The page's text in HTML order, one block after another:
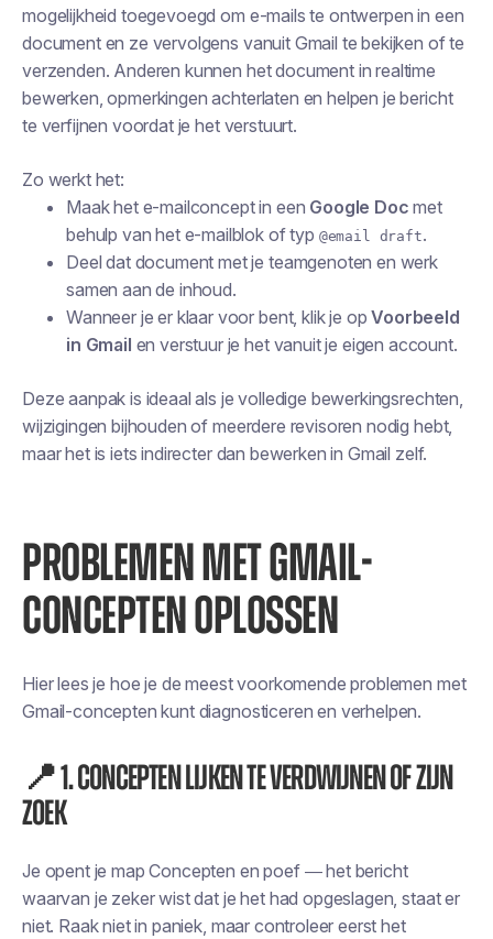
mogelijkheid toegevoegd om e-mails te ontwerpen in een
documenten ze vervolgens vanuit Gmail te bekijken of te
verzenden. Anderen kunnen het document in realtime
bewerken, opmerkingen achterlaten en helpen je bericht
te verfijnen voordat je het verstuurt.
Zo werkt het:
Maak het e-mailconcept in een Google Doc met
behulp van het e-mailblok of typ @email draft.
Deel dat document met je teamgenoten en werk
samen aan de inhoud.
Wanneer je er klaar voor bent, klik je opVoorbeeld
in Gmail en verstuur je het vanuit je eigen account.
Deze aanpak is ideaal als je volledige bewerkingsrechten,
wijzigingen bijhouden of meerdere revisoren nodig hebt,
maar het is iets indirecter dan bewerken in Gmail zelf.
PROBLEMEN MET GMAIL-
CONCEPTEN OPLOSSEN
Hier lees je hoe je de meest voorkomende problemen met
Gmail-concepten kunt diagnosticeren en verhelpen.
📍 1. Concepten lijken te verdwijnen of zijn
zoek
Je opent je map Concepten enpoef— het bericht
waarvan je zeker wist dat je het had opgeslagen, staat er
niet. Raak niet in paniek, maar controleer eerst het